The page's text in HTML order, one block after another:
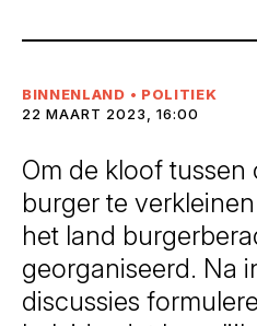
BINNENLAND • POLITIEK
22 MAART 2023, 16:00
Om de kloof tussen
burger te
het land
georganiseerd. Na
discussies